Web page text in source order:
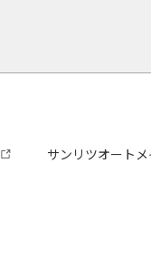
サンリツオート